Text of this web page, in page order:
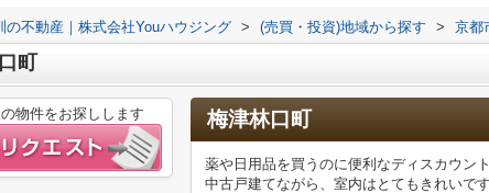
の不動産｜株式会社Youハウジング > (売買・投資)地域から探す > 京都
町
梅津林口町
薬や日用品を買うのに便利なディスカウン
中古戸建てながら、室内はとてもきれいで
物件をお探しします